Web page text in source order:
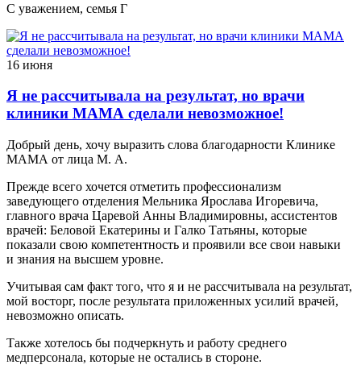
С уважением, семья Г
16 июня
Я не рассчитывала на результат, но врачи
клиники МАМА сделали невозможное!
Добрый день, хочу выразить слова благодарности Клинике
МАМА от лица М. А.
Прежде всего хочется отметить профессионализм
заведующего отделения Мельника Ярослава Игоревича,
главного врача Царевой Анны Владимировны, ассистентов
врачей: Беловой Екатерины и Галко Татьяны, которые
показали свою компетентность и проявили все свои навыки
и знания на высшем уровне.
Учитывая сам факт того, что я и не рассчитывала на результат,
мой восторг, после результата приложенных усилий врачей,
невозможно описать.
Также хотелось бы подчеркнуть и работу среднего
медперсонала, которые не остались в стороне.